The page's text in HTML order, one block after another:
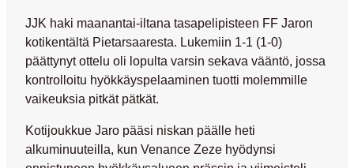
JJK haki maanantai-iltana tasapelipisteen FF Jaron
kotikentältä Pietarsaaresta. Lukemiin 1-1 (1-0)
päättynyt ottelu oli lopulta varsin sekava vääntö, jossa
kontrolloitu hyökkäyspelaaminen tuotti molemmille
vaikeuksia pitkät pätkät.
Kotijoukkue Jaro pääsi niskan päälle heti
alkuminuuteilla, kun Venance Zeze hyödynsi